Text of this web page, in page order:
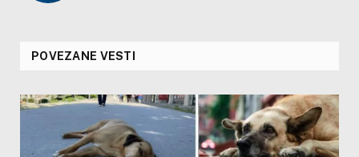
POVEZANE VESTI